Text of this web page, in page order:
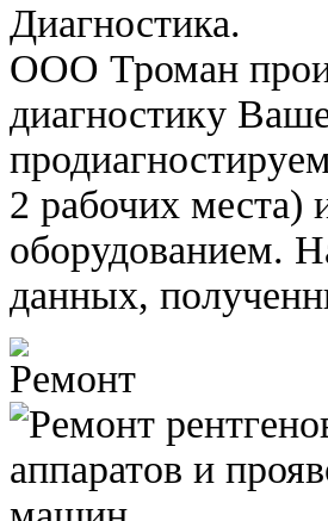
Диагностика.
ООО Троман
диагностику
2 рабочих
оборудованием.
данных,